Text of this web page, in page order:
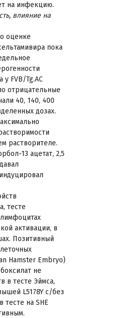
на инфекцию.
влияние на
оценке
пока
у FVB/Tg.AC
отрицательные
40, 140, 400
дозах.
растворителе.
13 ацетат, 2,5
тесте
активации, в
Позитивный
Hamster Embryo)
не
в тесте Эймса,
L5178Y с/без
тесте на SHE